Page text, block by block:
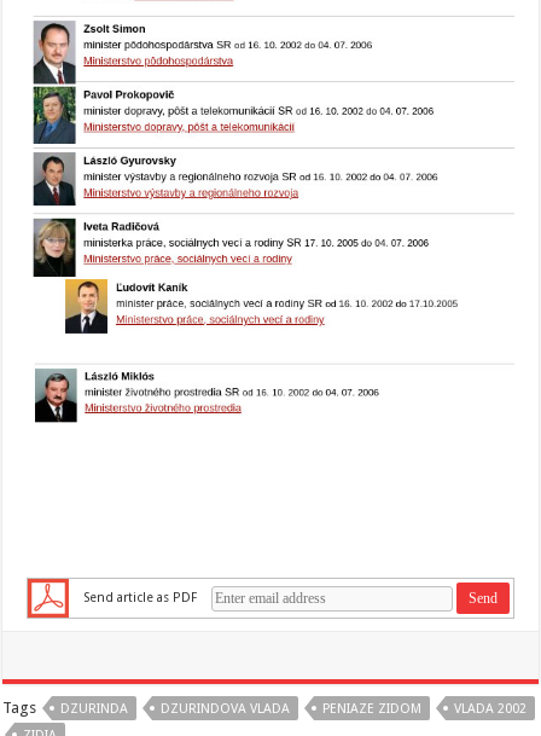
Send article as PDF
Tags DZURINDA DZURINDOVA VLADA PENIAZE ZIDOM
VLADA 2002